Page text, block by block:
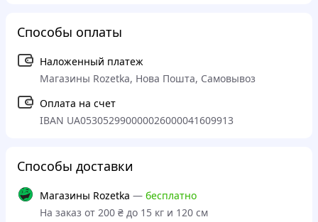
Способы оплаты
Наложенный платеж
Магазины Rozetka, Нова Пошта, Самовывоз
Оплата на счет
IBAN UA053052990000026000041609913
Способы доставки
Магазины Rozetka — бесплатно
На заказ от 200 ₴ до 15 кг и 120 см